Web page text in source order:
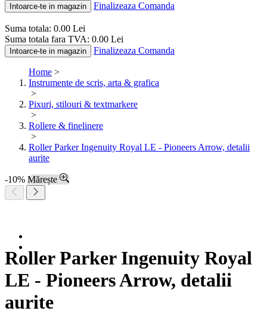
Intoarce-te in magazin Finalizeaza Comanda
Suma totala: 0.00 Lei
Suma totala fara TVA: 0.00 Lei
Intoarce-te in magazin Finalizeaza Comanda
Home >
Instrumente de scris, arta & grafica
>
Pixuri, stilouri & textmarkere
>
Rollere & finelinere
>
Roller Parker Ingenuity Royal LE - Pioneers Arrow, detalii
aurite
-10% Mărește
Roller Parker Ingenuity Royal
LE - Pioneers Arrow, detalii
aurite